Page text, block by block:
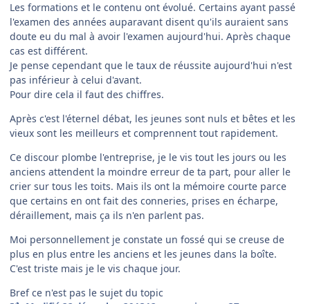
Les formations et le contenu ont évolué. Certains ayant passé
l'examen des années auparavant disent qu'ils auraient sans
doute eu du mal à avoir l'examen aujourd'hui. Après chaque
cas est différent.
Je pense cependant que le taux de réussite aujourd'hui n'est
pas inférieur à celui d'avant.
Pour dire cela il faut des chiffres.
Après c'est l'éternel débat, les jeunes sont nuls et bêtes et les
vieux sont les meilleurs et comprennent tout rapidement.
Ce discour plombe l'entreprise, je le vis tout les jours ou les
anciens attendent la moindre erreur de ta part, pour aller le
crier sur tous les toits. Mais ils ont la mémoire courte parce
que certains en ont fait des conneries, prises en écharpe,
déraillement, mais ça ils n'en parlent pas.
Moi personnellement je constate un fossé qui se creuse de
plus en plus entre les anciens et les jeunes dans la boîte.
C'est triste mais je le vis chaque jour.
Bref ce n'est pas le sujet du topic